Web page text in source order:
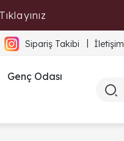
Sipariş Takibi İletişim
Genç Odası